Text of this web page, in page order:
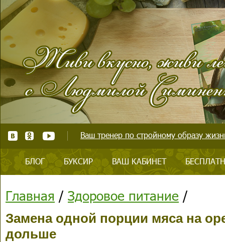
Ваш тренер по стройному образу
БЛОГ БУКСИР ВАШ КАБИНЕТ
Главная / Здоровое питание /
Замена одной порции мяса на
дольше